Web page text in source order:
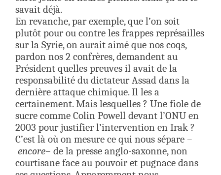
savait déjà.
En revanche, par exemple, que l’on soit
plutôt pour ou contre les frappes représailles
sur la Syrie, on aurait aimé que nos coqs,
pardon nos 2 confrères, demandent au
Président quelles preuves il avait de la
responsabilité du dictateur Assad dans la
dernière attaque chimique. Il les a
certainement. Mais lesquelles ? Une fiole de
sucre comme Colin Powell devant l’ONU en
2003 pour justifier l’intervention en Irak ?
C’est là où on mesure ce qui nous sépare –
encore– de la presse anglo-saxonne, non
courtisane face au pouvoir et pugnace dans